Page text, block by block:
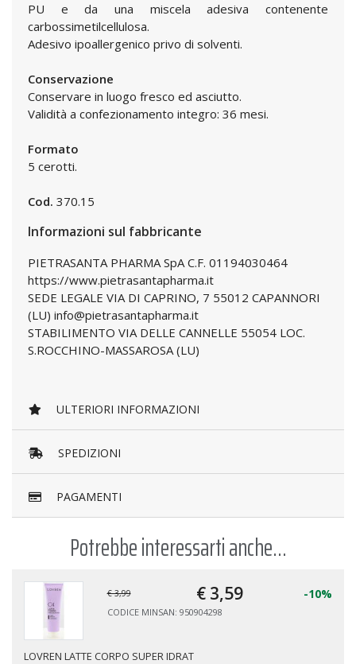
PU e da una miscela adesiva contenente
carbossimetilcellulosa.
Adesivo ipoallergenico privo di solventi.
Conservazione
Conservare in luogo fresco ed asciutto.
Validità a confezionamento integro: 36 mesi.
Formato
5 cerotti.
Cod. 370.15
Informazioni sul fabbricante
PIETRASANTA PHARMA SpA C.F. 01194030464
https://www.pietrasantapharma.it
SEDE LEGALE VIA DI CAPRINO, 7 55012 CAPANNORI
(LU) info@pietrasantapharma.it
STABILIMENTO VIA DELLE CANNELLE 55054 LOC.
S.ROCCHINO-MASSAROSA (LU)
ULTERIORI INFORMAZIONI
SPEDIZIONI
PAGAMENTI
Potrebbe interessarti anche...
€ 3,
950904298
IDRAT
€ 3,99